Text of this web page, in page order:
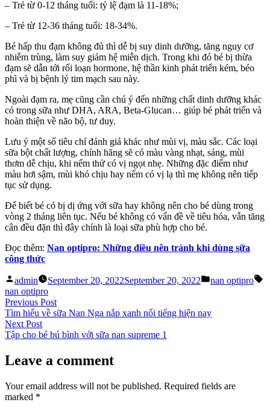
– Trẻ từ 0-12 tháng tuổi: tỷ lệ đạm là 11-18%;
– Trẻ từ 12-36 tháng tuổi: 18-34%.
Bé hấp thu đạm không đủ thì dễ bị suy dinh dưỡng, tăng nguy cơ
nhiễm trùng, làm suy giảm hệ miễn dịch. Trong khi đó bé bị thừa
đạm sẽ dẫn tới rối loạn hormone, hệ thần kinh phát triển kém, béo
phì và bị bệnh lý tim mạch sau này.
Ngoài đạm ra, mẹ cũng cần chú ý đến những chất dinh dưỡng khác
có trong sữa như DHA, ARA, Beta-Glucan… giúp bé phát triển và
hoàn thiện về não bộ, tư duy.
Lưu ý một số tiêu chí đánh giá khác như mùi vị, màu sắc. Các loại
sữa bột chất lượng, chính hãng sẽ có màu vàng nhạt, sáng, mùi
thơm dễ chịu, khi nếm thử có vị ngọt nhẹ. Những đặc điểm như
màu hơi sậm, mùi khó chịu hay nếm có vị lạ thì mẹ không nên tiếp
tục sử dụng.
Để biết bé có bị dị ứng với sữa hay không nên cho bé dùng trong
vòng 2 tháng liên tục. Nếu bé không có vấn đề về tiêu hóa, vẫn tăng
cân đều đặn thì đây chính là loại sữa phù hợp cho bé.
Đọc thêm: Nan optipro: Những điều nên tránh khi dùng sữa
công thức
Posted
by
admin September 20, 2022September 20, 2022
Posted
nan optipro
nan optipro
Post
navigation
Previous PostPrevious
post:
Tìm hiểu về sữa Nan Nga nắp xanh nổi tiếng hiện nay
Next PostNext
post:
Tập cho bé bú bình với sữa nan supreme 1
Leave a comment
Your email address will not be published. Required fields are
marked *